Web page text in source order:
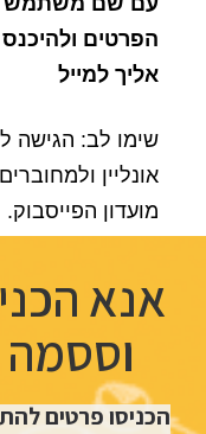
הפרטים
אליך למייל
שימו לב: הגישה
אונליין
מועדון הפייסבוק.
אנא
וססמה
הכניסו פרטים